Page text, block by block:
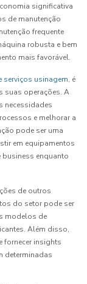
significativa
de manutenção
frequente
robusta e bem
mais favorável.
serviços usinagem, é
suas operações. A
necessidades
e melhorar a
pode ser uma
em equipamentos
business enquanto
de outros
do setor pode ser
modelos de
Além disso,
fornecer insights
determinadas